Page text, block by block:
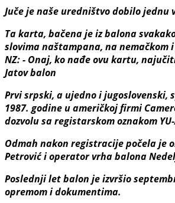
Juče je naše uredništvo dobilo
Ta karta, bačena je iz balona
slovima naštampana, na nemačkom
NZ: - Onaj, ko nađe ovu kartu,
Jatov balon
Prvi srpski, a ujedno i jugoslovenski,
1987. godine u američkoj firmi
dozvolu sa registarskom oznakom YU-
Odmah nakon registracije počela je
Petrović i operator vrha balona
Poslednji let balon je izvršio
opremom i dokumentima.